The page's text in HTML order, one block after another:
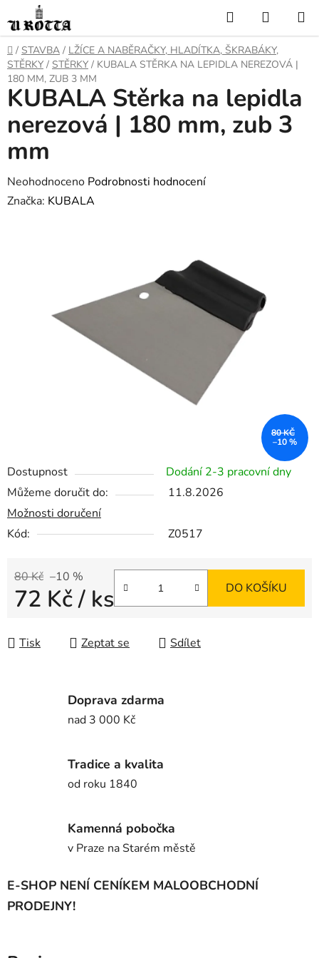
na
obsah
Hledat
KOŠÍK
DOMŮ
/ STAVBA / LŽÍCE A NABĚRAČKY, HLADÍTKA, ŠKRABÁKY,
STĚRKY / STĚRKY / KUBALA STĚRKA NA LEPIDLA NEREZOVÁ |
180 MM, ZUB 3 MM
Dostupnost
Dodání 2-3 pracovní dny
Můžeme doručit do:
11.8.2026
Možnosti doručení
Kód:
Z0517
80 Kč –10 %
72 Kč/ ks DO KOŠÍKU
Tisk Zeptat se Sdílet
KUBALA Stěrka na lepidla
nerezová | 180 mm, zub 3
mm
Průměrné
hodnocení
hvězdiček.
Neohodnoceno Podrobnosti hodnocení
Značka: KUBALA
80 KČ
–10 %
Doprava zdarma
nad 3 000 Kč
Tradice a kvalita
od roku 1840
Kamenná pobočka
v Praze na Starém městě
E-SHOP NENÍ CENÍKEM MALOOBCHODNÍ
PRODEJNY!